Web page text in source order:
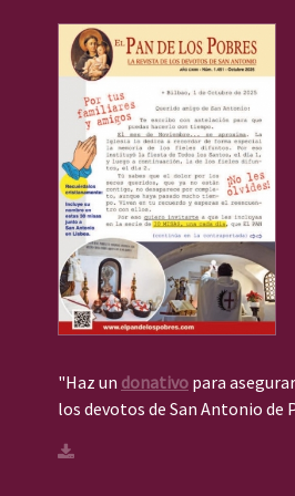
"Haz un donativo para
los devotos de San Antonio de